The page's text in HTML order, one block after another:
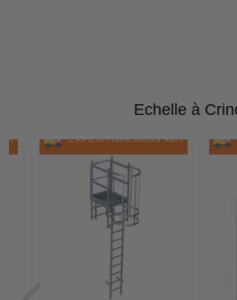
Echelle à
EXPÉDITION SOUS 48H